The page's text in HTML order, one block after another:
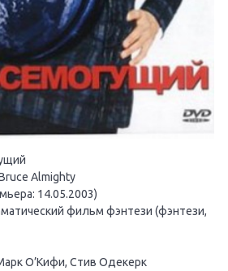
Almighty
14.05.2003)
фильм фэнтези (фэнтези,
О’Кифи, Стив Одекерк